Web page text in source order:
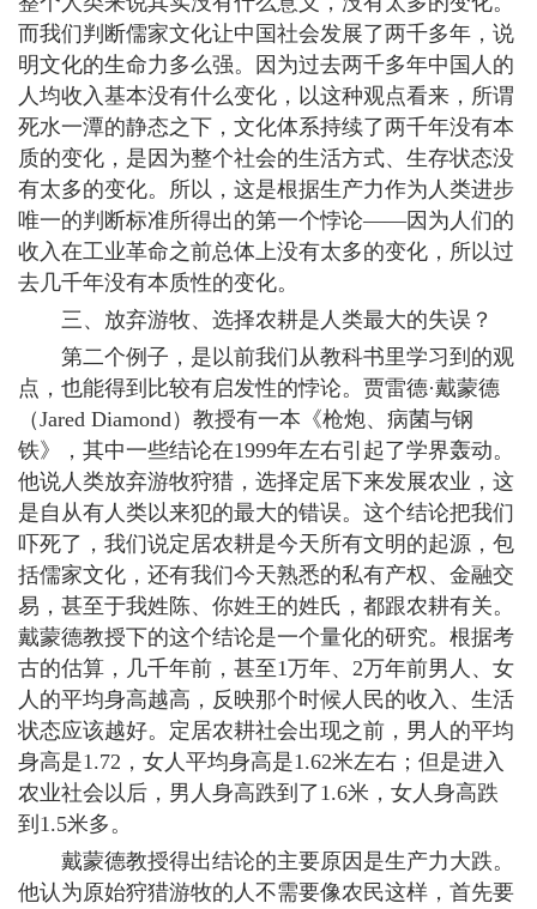
而我们判断儒家文化让中国社会发展了两千多年，说
明文化的生命力多么强。因为过去两千多年中国人的
人均收入基本没有什么变化，以这种观点看来，所谓
死水一潭的静态之下，文化体系持续了两千年没有本
质的变化，是因为整个社会的生活方式、生存状态没
有太多的变化。所以，这是根据生产力作为人类进步
唯一的判断标准所得出的第一个悖论——因为人们的
收入在工业革命之前总体上没有太多的变化，所以过
去几千年没有本质性的变化。
三、放弃游牧、选择农耕是人类最大的失误？
第二个例子，是以前我们从教科书里学习到的观
点，也能得到比较有启发性的悖论。贾雷德·戴蒙德
（Jared Diamond）教授有一本《枪炮、病菌与钢
铁》，其中一些结论在1999年左右引起了学界轰动。
他说人类放弃游牧狩猎，选择定居下来发展农业，这
是自从有人类以来犯的最大的错误。这个结论把我们
吓死了，我们说定居农耕是今天所有文明的起源，包
括儒家文化，还有我们今天熟悉的私有产权、金融交
易，甚至于我姓陈、你姓王的姓氏，都跟农耕有关。
戴蒙德教授下的这个结论是一个量化的研究。根据考
古的估算，几千年前，甚至1万年、2万年前男人、女
人的平均身高越高，反映那个时候人民的收入、生活
状态应该越好。定居农耕社会出现之前，男人的平均
身高是1.72，女人平均身高是1.62米左右；但是进入
农业社会以后，男人身高跌到了1.6米，女人身高跌
到1.5米多。
戴蒙德教授得出结论的主要原因是生产力大跌。
他认为原始狩猎游牧的人不需要像农民这样，首先要